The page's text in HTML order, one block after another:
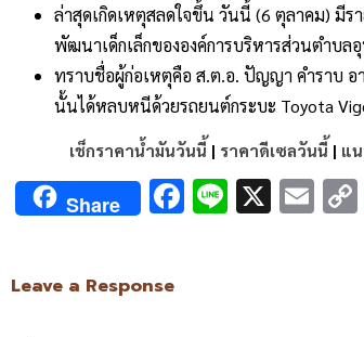
ล่าสุดเกิดเหตุสลดใจขึ้น วันนี้ (6 ตุลาคม) มีร
พัฒนาเด็กเล็กขององค์การบริหารส่วนตำบล
ทราบชื่อผู้ก่อเหตุคือ ส.ต.อ. ปัญญา คำราบ อ
นั้นได้หลบหนีด้วยรถยนต์กระบะ Toyota
เช็กราคาน้ำมันวันนี้ | ราคาดีเซลวันนี้ | แ
Share Facebook
Line
X
Leave a Response